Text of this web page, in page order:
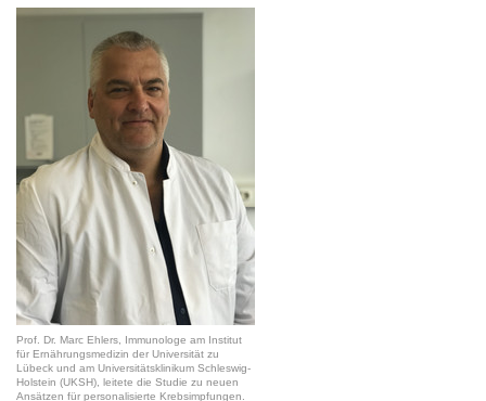
Prof. Dr. Marc Ehlers, Immunologe am Institut
für Ernährungsmedizin der Universität zu
Lübeck und am Universitätsklinikum Schleswig-
Holstein (UKSH), leitete die Studie zu neuen
Ansätzen für personalisierte Krebsimpfungen.